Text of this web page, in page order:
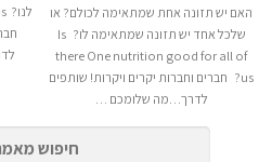
האם יש תזונה אחת שמתאימה לכולם? או
שלכל אחד יש תזונה שמתאימה לו? Is
there One nutrition good for all of
us? חברים וחברות יקרים ויקרות! שותפים
לדרך…מה שלומכם …